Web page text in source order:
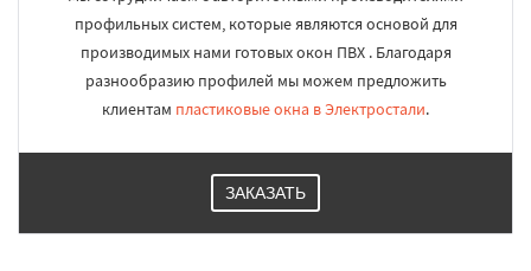
профильных систем, которые являются основой для
производимых нами готовых окон ПВХ . Благодаря
разнообразию профилей мы можем предложить
клиентам пластиковые окна в Электростали.
ЗАКАЗАТЬ